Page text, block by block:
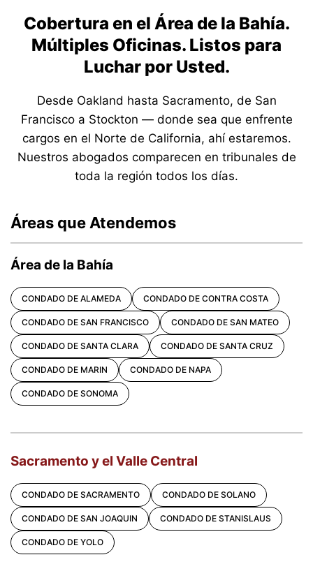
Cobertura en el Área de la Bahía.
Múltiples Oficinas. Listos para
Luchar por Usted.
Desde Oakland hasta Sacramento, de San
Francisco a Stockton — donde sea que enfrente
cargos en el Norte de California, ahí estaremos.
Nuestros abogados comparecen en tribunales de
toda la región todos los días.
Áreas que Atendemos
Área de la Bahía
CONDADO DE ALAMEDA CONDADO DE CONTRA COSTA
CONDADO DE SAN FRANCISCO CONDADO DE SAN MATEO
CONDADO DE SANTA CLARA CONDADO DE SANTA CRUZ
CONDADO DE MARIN CONDADO DE NAPA
CONDADO DE SONOMA
Sacramento y el Valle Central
CONDADO DE SACRAMENTO CONDADO DE SOLANO
CONDADO DE SAN JOAQUIN CONDADO DE STANISLAUS
CONDADO DE YOLO